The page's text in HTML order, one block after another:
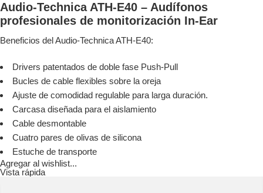
Audio-Technica ATH-E40 – Audífonos
profesionales de monitorización In-Ear
Beneficios del Audio-Technica ATH-E40:
Drivers patentados de doble fase Push-Pull
Bucles de cable flexibles sobre la oreja
Ajuste de comodidad regulable para larga duración.
Carcasa diseñada para el aislamiento
Cable desmontable
Cuatro pares de olivas de silicona
Estuche de transporte
Agregar al wishlist...
Vista rápida